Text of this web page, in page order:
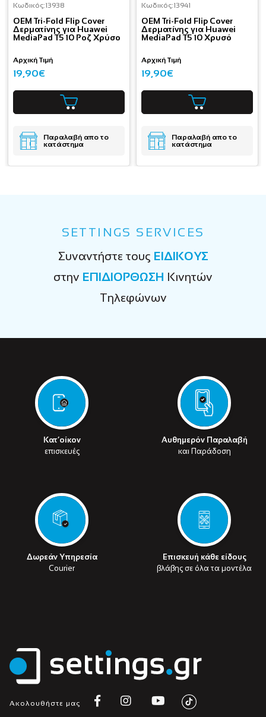
Κωδικός:13938
OEM Tri-Fold Flip Cover
Δερματίνης για Huawei
MediaPad T5 10 Ροζ Χρύσο
Αρχική Τιμή
19,90€
Παραλαβή απο το
κατάστημα
Κωδικός:13941
OEM Tri-Fold Flip Cover
Δερματίνης για Huawei
MediaPad T5 10 Χρυσό
Αρχική Τιμή
19,90€
Παραλαβή απο το
κατάστημα
SETTINGS SERVICES
Συναντήστε τους ΕΙΔΙΚΟΥΣ
στην ΕΠΙΔΙΟΡΘΩΣΗ Κινητών
Τηλεφώνων
Κατ’οίκον
επισκευές
Αυθημερόν Παραλαβή
και Παράδοση
Δωρεάν Υπηρεσία
Courier
Επισκευή κάθε είδους
βλάβης σε όλα τα μοντέλα
Ακολουθήστε μας